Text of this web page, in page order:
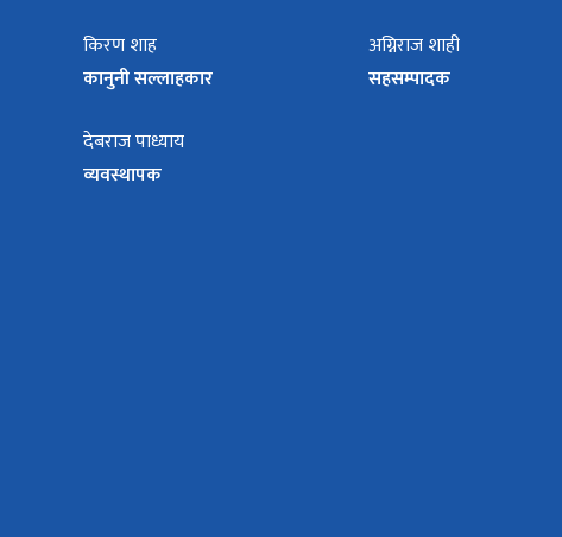
किरण शाह
कानुनी सल्लाहकार
अग्निराज शाही
सहसम्पादक
देबराज पाध्याय
व्यवस्थापक